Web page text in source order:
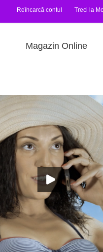
Reîncarcă contul Treci la
Magazin Online